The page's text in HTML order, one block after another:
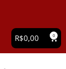
R$0,00 0